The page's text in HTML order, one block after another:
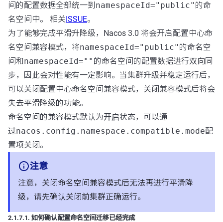
间的配置数据全部统一到 namespaceId="public" 的命
名空间中。 相关ISSUE。
为了能够完成平滑升降级，Nacos 3.0 将会开启配置中心命
名空间兼容模式，将namespaceId="public" 的命名空
间和namespaceId="" 的命名空间的配置数据进行双向同
步，因此会对性能有一定影响。当集群升级并稳定运行后，
可以关闭配置中心命名空间兼容模式，关闭兼容模式后将会
失去平滑降级的功能。
命名空间的兼容模式默认为开启状态，可以通
过nacos.config.namespace.compatible.mode配
置项关闭。
注意
注意，关闭命名空间兼容模式后无法再进行平滑降
级，请先确认关闭前集群正确运行。
2.1.7.1. 如何确认配置命名空间迁移已经完成